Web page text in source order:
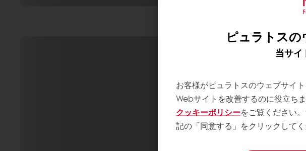
ピュラトスの
当サイ
お客様がピュラトスのウェブサイ
Webサイトを改善するのに役立ち
クッキーポリシーをご覧ください
記の「同意する」をクリックして